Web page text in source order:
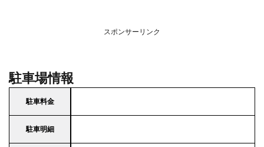
スポンサーリンク
駐車場情報
駐車料金
駐車明細